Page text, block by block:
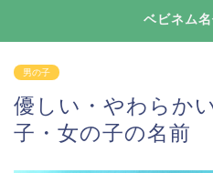
ベビネム
男の子
優しい・やわらか
子・女の子の名前